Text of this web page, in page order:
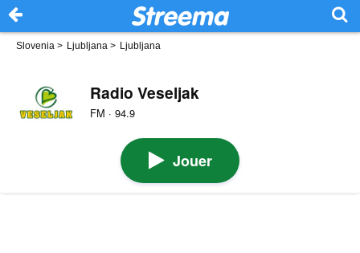
Slovenia > Ljubljana > Ljubljana
Radio Veseljak
FM · 94.9
Jouer